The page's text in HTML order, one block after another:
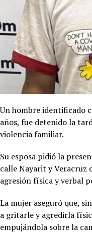
Un hombre identificado
años, fue detenido la
violencia familiar.
Su esposa pidió la
calle Nayarit y
agresión física y verbal
La mujer aseguró que,
a gritarle y agredirla
empujándola sobre la